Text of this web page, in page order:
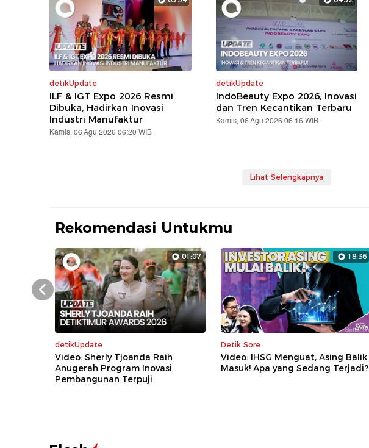
detikUpdate
ILF & IGT Expo 2026 Resmi
Dibuka, Hadirkan Inovasi
Industri Manufaktur
Kamis, 06 Agu 2026 06:20 WIB
detikUpdate
IndoBeauty Expo 2026, Inovasi
dan Tren Kecantikan Terbaru
Kamis, 06 Agu 2026 06:16 WIB
Lihat Selengkapnya
Rekomendasi Untukmu
01:07
detikUpdate
Video: Sherly Tjoanda Raih
Anugerah Program Inovasi
Pembangunan Terpuji
18:36
Detik Sore
Video: IHSG Menguat, Asing Balik
Masuk! Apa yang Sedang Terjadi?
Prev